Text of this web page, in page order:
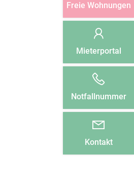
Freie Wohnungen
Mieterportal
Notfallnummer
Kontakt